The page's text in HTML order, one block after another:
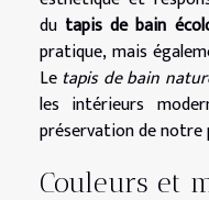
du tapis de bain
pratique, mais
Letapis de bain
les intérieurs
préservation de notre
Couleurs et